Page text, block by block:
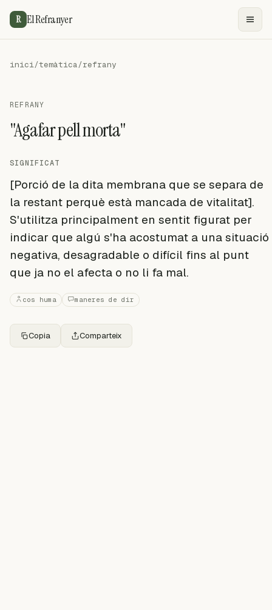
R El Refranyer
inici/temàtica/refrany
REFRANY
"Agafar pell morta"
SIGNIFICAT
[Porció de la dita membrana que se separa de
la restant perquè està mancada de vitalitat].
S'utilitza principalment en sentit figurat per
indicar que algú s'ha acostumat a una situació
negativa, desagradable o difícil fins al punt
que ja no el afecta o no li fa mal.
cos huma maneres de dir
Copia Comparteix